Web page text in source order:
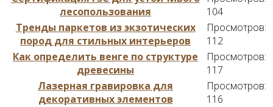
лесопользования
104
Тренды паркетов из экзотических
пород для стильных интерьеров
Просмотров:
112
Как определить венге по структуре
древесины
Просмотров:
117
Лазерная гравировка для
декоративных элементов
Просмотров:
116